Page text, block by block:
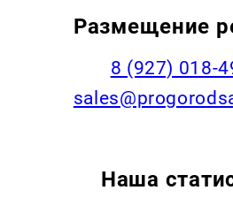
Размещение
8 (927) 018-
Наша